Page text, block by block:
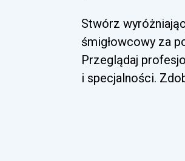
Stwórz
śmigłowcowy za
Przeglądaj
i specjalności.